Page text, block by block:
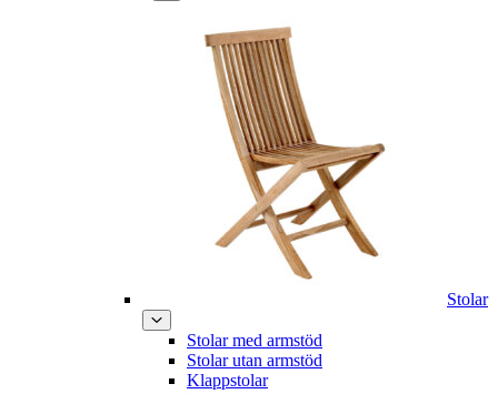
Stolar
Stolar med armstöd
Stolar utan armstöd
Klappstolar